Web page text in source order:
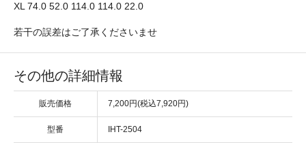
XL 74.0 52.0 114.0 114.0 22.0
若干の誤差はご了承くださいませ
その他の詳細情報
販売価格 7,200円(税込7,920円)
型番 IHT-2504